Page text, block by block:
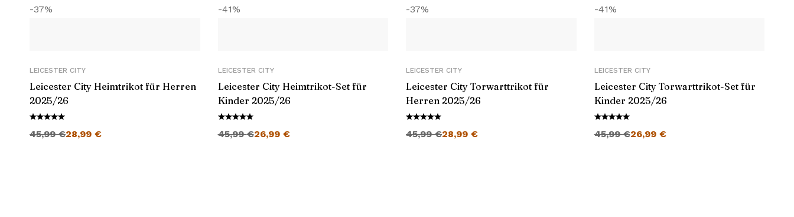
-37%
LEICESTER CITY
Leicester City Heimtrikot für Herren
2025/26
45,99€28,99 €
-41%
LEICESTER CITY
Leicester City Heimtrikot-Set für
Kinder 2025/26
45,99€26,99 €
-37%
LEICESTER CITY
Leicester City Torwarttrikot für
Herren 2025/26
45,99€28,99 €
-41%
LEICESTER CITY
Leicester City Torwarttrikot-Set für
Kinder 2025/26
45,99€26,99 €